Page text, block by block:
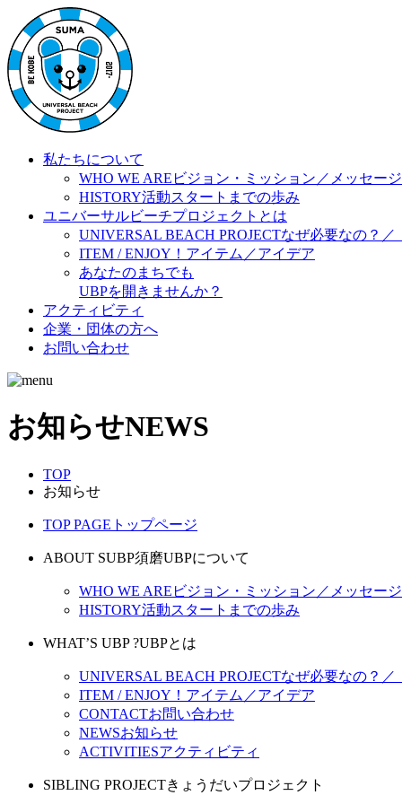
私たちについて
WHO WE ARE ビジョン・ミッション／メッセージ
HISTORY活動スタートまでの歩み
ユニバーサルビーチプロジェクトとは
UNIVERSAL BEACH PROJECTなぜ必要なの？／
ITEM / ENJOY！ アイテム／アイデア
あなたのまちでも
UBPを開きませんか？
アクティビティ
企業・団体の方へ
お問い合わせ
お知らせNEWS
TOP
お知らせ
TOP PAGE トップページ
ABOUT SUBP須磨UBPについて
WHO WE ARE ビジョン・ミッション／メッセージ
HISTORY活動スタートまでの歩み
WHAT’S UBP ?UBPとは
UNIVERSAL BEACH PROJECTなぜ必要なの？／
ITEM / ENJOY！ アイテム／アイデア
CONTACTお問い合わせ
NEWSお知らせ
ACTIVITIESアクティビティ
SIBLING PROJECTきょうだいプロジェクト